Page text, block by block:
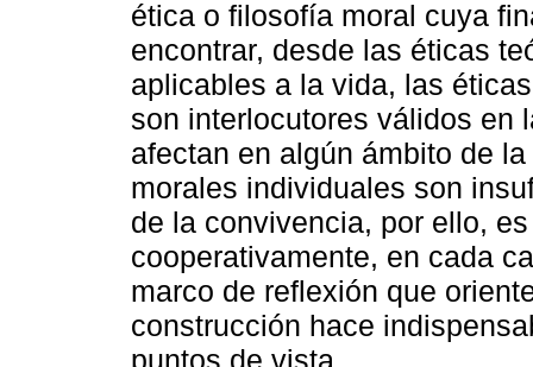
ética o filosofía moral cuya
encontrar, desde las éticas
aplicables a la vida, las
son interlocutores válidos en
afectan en algún ámbito de
morales individuales son
de la convivencia, por ello,
cooperativamente, en cada
marco de reflexión que
construcción hace
puntos de vista.